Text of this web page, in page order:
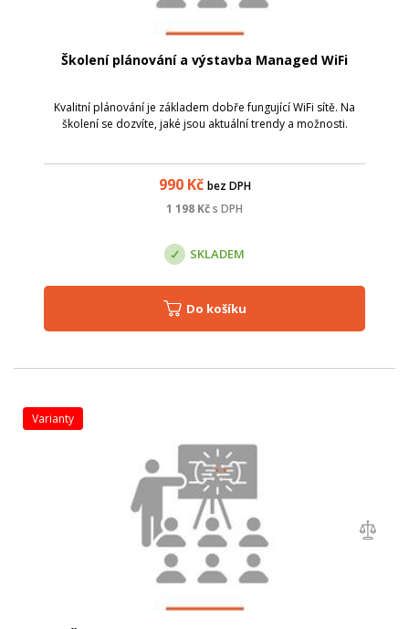
Školení plánování a výstavba Managed WiFi
Kvalitní plánování je základem dobře fungující WiFi sítě. Na
školení se dozvíte, jaké jsou aktuální trendy a možnosti.
990Kč bez DPH
1 198 Kčs DPH
SKLADEM
Do košíku
varianty